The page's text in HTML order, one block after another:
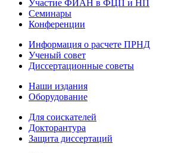
Участие ФИАН в ФЦП и НП
Семинары
Конференции
Информация о расчете ПРНД
Ученый совет
Диссертационные советы
Наши издания
Оборудование
Для соискателей
Докторантура
Защита диссертаций